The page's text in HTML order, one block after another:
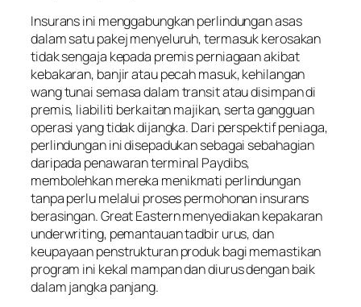
Insurans ini menggabungkan perlindungan asas
dalam satu pakej menyeluruh, termasuk kerosakan
tidak sengaja kepada premis perniagaan akibat
kebakaran, banjir atau pecah masuk, kehilangan
wang tunai semasa dalam transit atau disimpan di
premis, liabiliti berkaitan majikan, serta gangguan
operasi yang tidak dijangka. Dari perspektif peniaga,
perlindungan ini disepadukan sebagai sebahagian
daripada penawaran terminal Paydibs,
membolehkan mereka menikmati perlindungan
tanpa perlu melalui proses permohonan insurans
berasingan. Great Eastern menyediakan kepakaran
underwriting, pemantauan tadbir urus, dan
keupayaan penstrukturan produk bagi memastikan
program ini kekal mampan dan diurus dengan baik
dalam jangka panjang.